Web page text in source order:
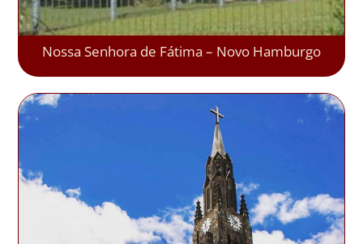
Nossa Senhora de Fátima – Novo Hamburgo